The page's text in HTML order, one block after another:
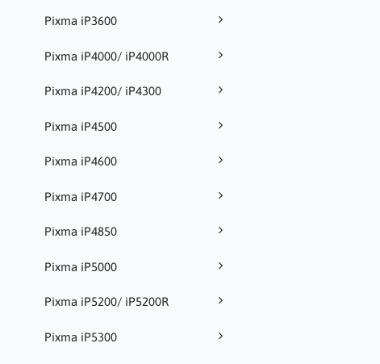
Pixma iP3600
Pixma iP4000/ iP4000R
Pixma iP4200/ iP4300
Pixma iP4500
Pixma iP4600
Pixma iP4700
Pixma iP4850
Pixma iP5000
Pixma iP5200/ iP5200R
Pixma iP5300